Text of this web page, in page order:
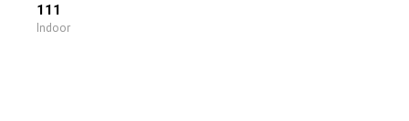
111
Indoor